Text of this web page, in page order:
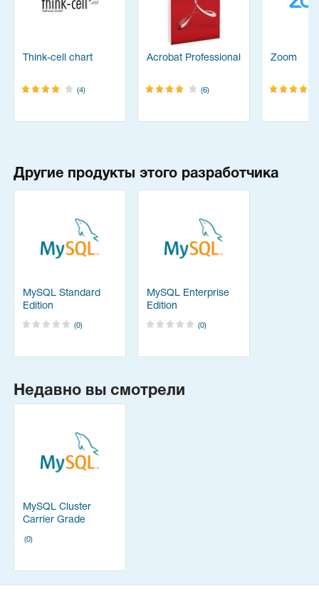
Think-cell chart
(4)
Acrobat Professional
(6)
Zoom
Другие продукты этого разработчика
MySQL Standard
Edition
(0)
MySQL Enterprise
Edition
(0)
Недавно вы смотрели
MySQL Cluster
Carrier Grade
(0)